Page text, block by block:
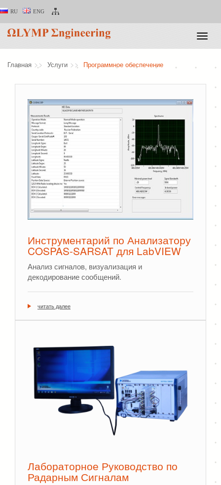
RU ENG
Toggle
Главная Услуги Программное обеспечение
Инструментарий по Анализатору
COSPAS-SARSAT для LabVIEW
Анализ сигналов, визуализация и
декодирование сообщений.
читать далее
Лабораторное Руководство по
Радарным Сигналам